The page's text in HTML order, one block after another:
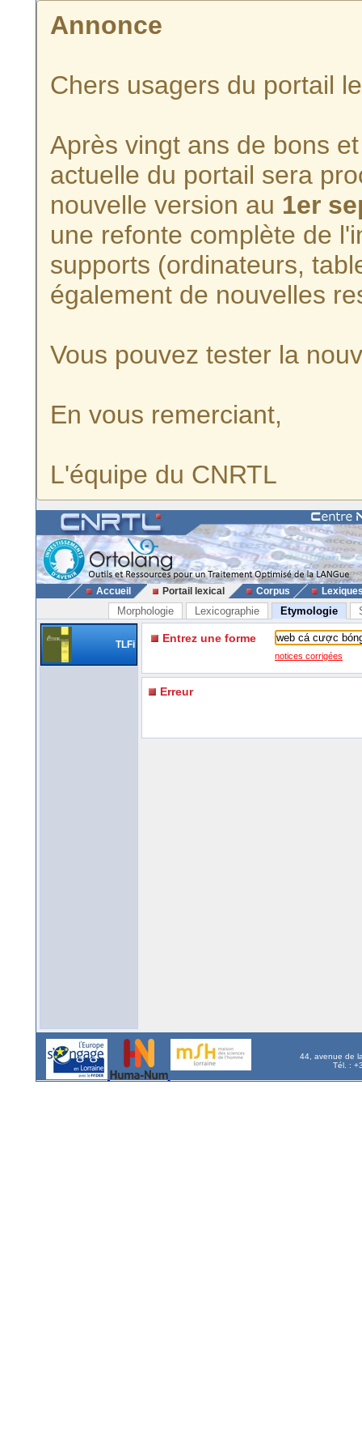
Annonce
Chers usagers du portail
Après vingt ans de bons
actuelle du portail sera
nouvelle version au 1er
une refonte complète de
supports (ordinateurs,
également de nouvelles
Vous pouvez tester la
En vous remerciant,
L'équipe du CNRTL
Accueil Portail lexical Corpus
Morphologie Lexicographie Etymologie
TLFi Entrez une forme
notices corrigées
Erreur
44, avenue de
Tél. :